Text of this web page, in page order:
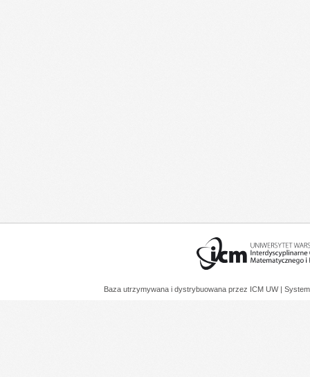
Baza utrzymywana i dystrybuowana przez ICM UW |